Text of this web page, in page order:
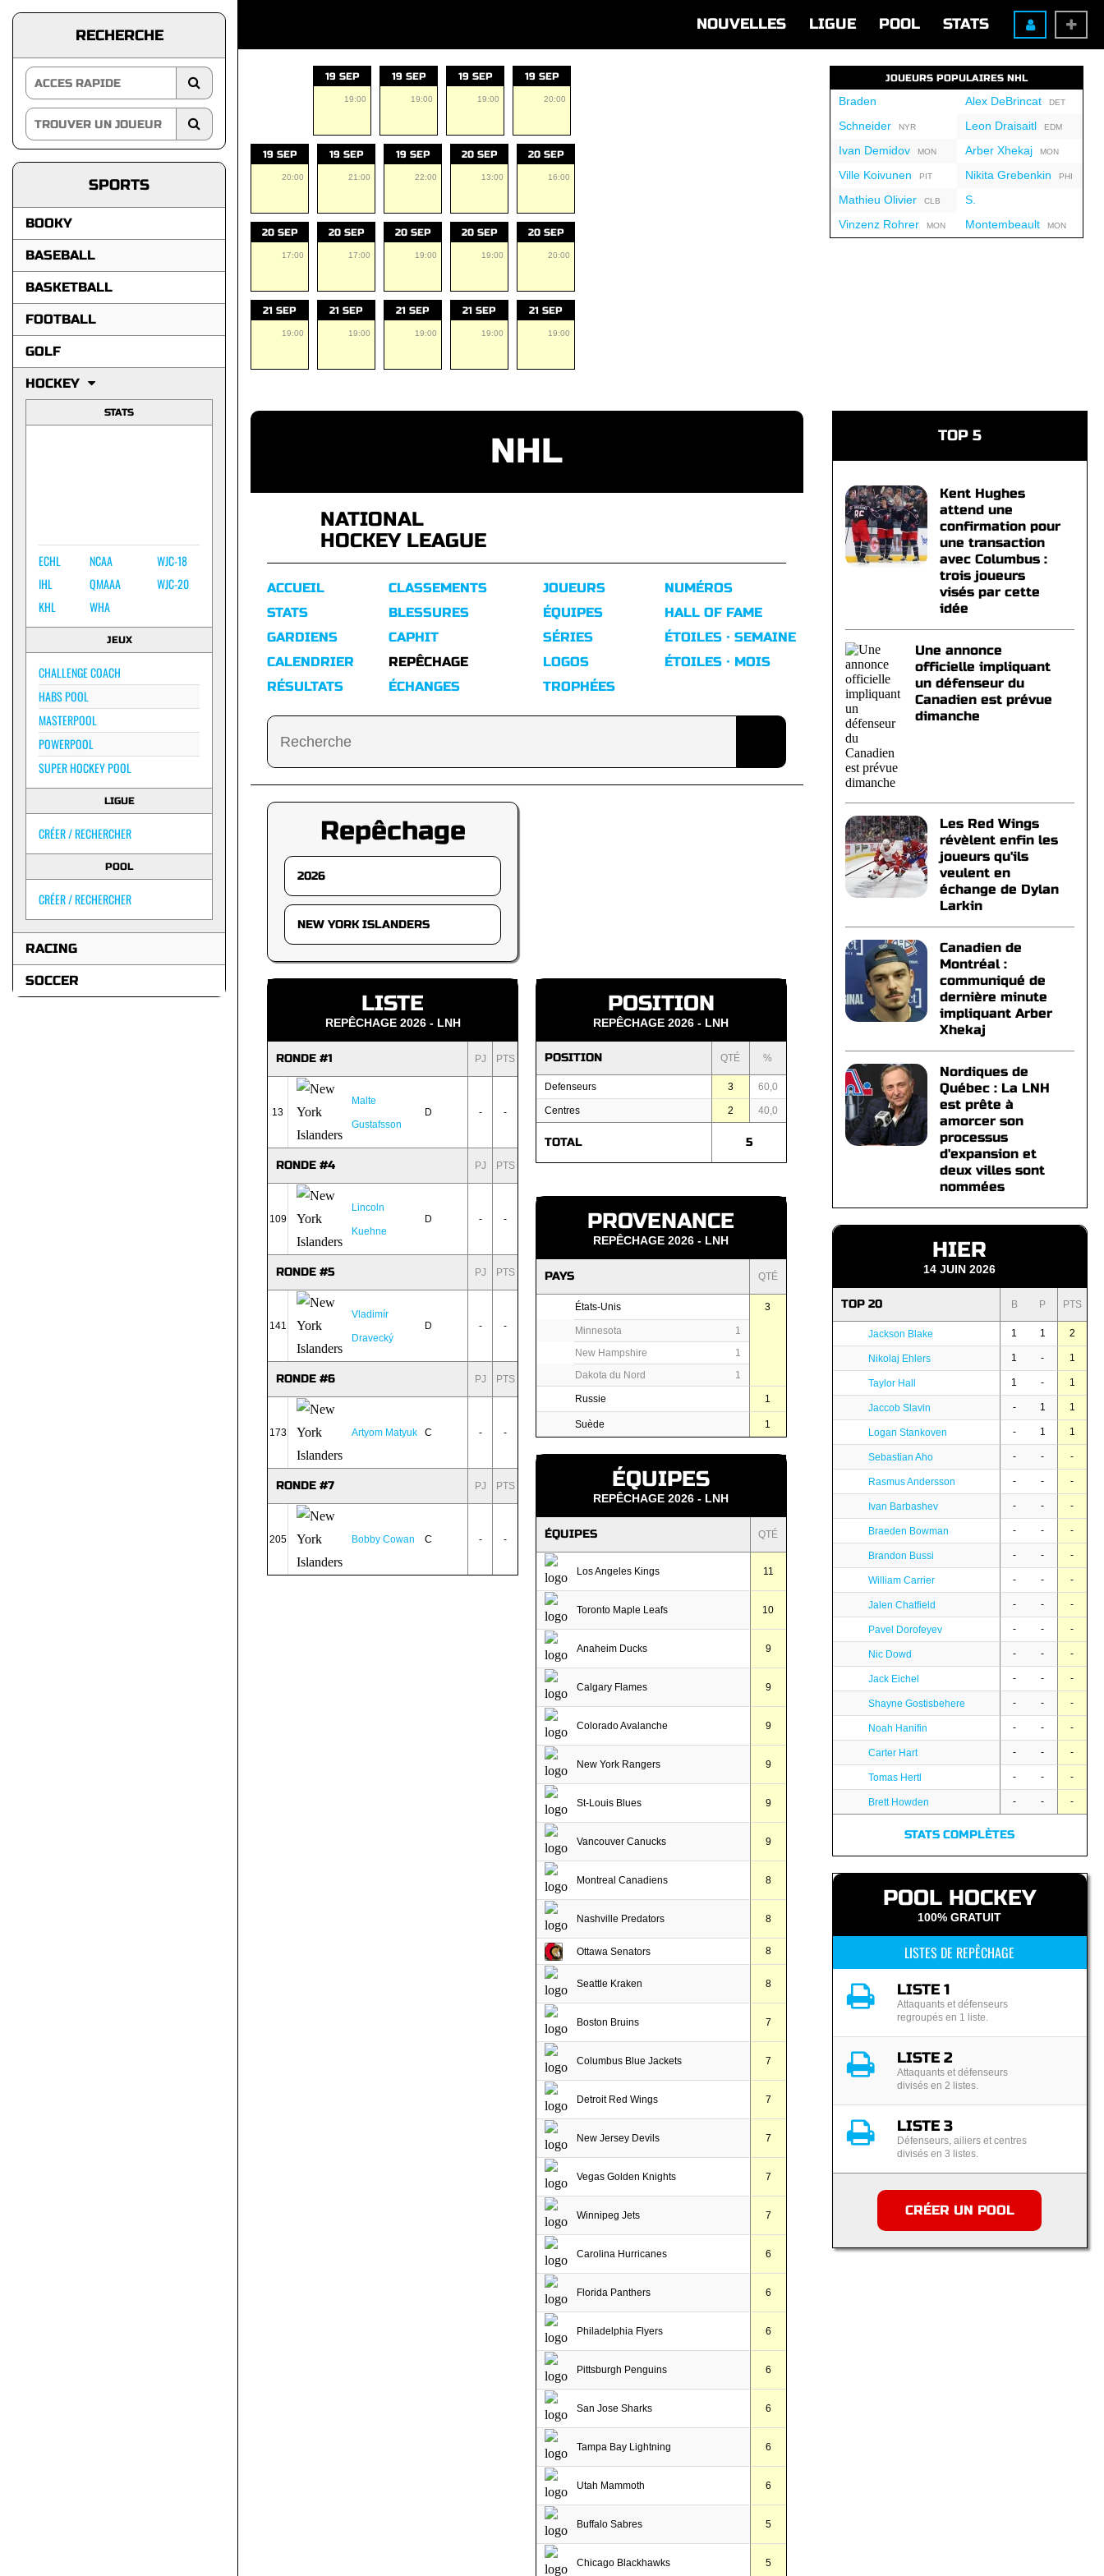
NOUVELLES LIGUE POOL STATS
RECHERCHE
SPORTS
BOOKY
BASEBALL
BASKETBALL
FOOTBALL
GOLF
HOCKEY
STATS
ECHL
IHL
KHL
NCAA
QMAAA
WHA
WJC-18
WJC-20
JEUX
CHALLENGE COACH
HABS POOL
MASTERPOOL
POWERPOOL
SUPER HOCKEY POOL
LIGUE
CRÉER / RECHERCHER
POOL
CRÉER / RECHERCHER
RACING
SOCCER
19 SEP
19:00
19 SEP
19:00
19 SEP
19:00
19 SEP
20:00
19 SEP
20:00
19 SEP
21:00
19 SEP
22:00
20 SEP
13:00
20 SEP
16:00
20 SEP
17:00
20 SEP
17:00
20 SEP
19:00
20 SEP
19:00
20 SEP
20:00
21 SEP
19:00
21 SEP
19:00
21 SEP
19:00
21 SEP
19:00
21 SEP
19:00
JOUEURS POPULAIRES NHL
Braden
SchneiderNYR
Ivan DemidovMON
Ville Koivunen PIT
Mathieu OlivierCLB
Vinzenz RohrerMON
Alex DeBrincatDET
Leon Draisaitl EDM
Arber XhekajMON
Nikita Grebenkin PHI
S.
MontembeaultMON
NHL
NATIONAL
HOCKEY LEAGUE
ACCUEIL
STATS
GARDIENS
CALENDRIER
RÉSULTATS
CLASSEMENTS
BLESSURES
CAPHIT
REPÊCHAGE
ÉCHANGES
JOUEURS
ÉQUIPES
SÉRIES
LOGOS
TROPHÉES
NUMÉROS
HALL OF FAME
ÉTOILES · SEMAINE
ÉTOILES · MOIS
Repêchage
LISTE
REPÊCHAGE 2026 - LNH
RONDE #1 PJ PTS
13
Malte
Gustafsson
D - -
RONDE #4 PJ PTS
109
Lincoln
Kuehne
D - -
RONDE #5 PJ PTS
141
Vladimír
Dravecký
D - -
RONDE #6 PJ PTS
173 Artyom Matyuk C - -
RONDE #7 PJ PTS
205 Bobby Cowan C - -
POSITION
REPÊCHAGE 2026 - LNH
POSITION QTÉ %
Defenseurs 3 60,0
Centres 2 40,0
TOTAL 5
PROVENANCE
REPÊCHAGE 2026 - LNH
PAYS QTÉ
États-Unis 3
Minnesota
1
New Hampshire
1
Dakota du Nord
1
Russie 1
Suède 1
ÉQUIPES
REPÊCHAGE 2026 - LNH
ÉQUIPES QTÉ
Los Angeles Kings 11
Toronto Maple Leafs 10
Anaheim Ducks 9
Calgary Flames 9
Colorado Avalanche 9
New York Rangers 9
St-Louis Blues 9
Vancouver Canucks 9
Montreal Canadiens 8
Nashville Predators 8
Ottawa Senators 8
Seattle Kraken 8
Boston Bruins 7
Columbus Blue Jackets 7
Detroit Red Wings 7
New Jersey Devils 7
Vegas Golden Knights 7
Winnipeg Jets 7
Carolina Hurricanes 6
Florida Panthers 6
Philadelphia Flyers 6
Pittsburgh Penguins 6
San Jose Sharks 6
Tampa Bay Lightning 6
Utah Mammoth 6
Buffalo Sabres 5
Chicago Blackhawks 5
TOP 5
Kent Hughes
attend une
confirmation pour
une transaction
avec Columbus :
trois joueurs
visés par cette
idée
Une annonce
officielle impliquant
un défenseur du
Canadien est prévue
dimanche
Les Red Wings
révèlent enfin les
joueurs qu'ils
veulent en
échange de Dylan
Larkin
Canadien de
Montréal :
communiqué de
dernière minute
impliquant Arber
Xhekaj
Nordiques de
Québec : La LNH
est prête à
amorcer son
processus
d'expansion et
deux villes sont
nommées
HIER
14 JUIN 2026
TOP 20 B P PTS
Jackson Blake 1 1 2
Nikolaj Ehlers 1 - 1
Taylor Hall 1 - 1
Jaccob Slavin - 1 1
Logan Stankoven - 1 1
Sebastian Aho - - -
Rasmus Andersson - - -
Ivan Barbashev - - -
Braeden Bowman - - -
Brandon Bussi - - -
William Carrier - - -
Jalen Chatfield - - -
Pavel Dorofeyev - - -
Nic Dowd - - -
Jack Eichel - - -
Shayne Gostisbehere - - -
Noah Hanifin - - -
Carter Hart - - -
Tomas Hertl - - -
Brett Howden - - -
STATS COMPLÈTES
POOL HOCKEY
100% GRATUIT
LISTES DE REPÊCHAGE
LISTE 1
Attaquants et défenseurs
regroupés en 1 liste.
LISTE 2
Attaquants et défenseurs
divisés en 2 listes.
LISTE 3
Défenseurs, ailiers et centres
divisés en 3 listes.
CRÉER UN POOL